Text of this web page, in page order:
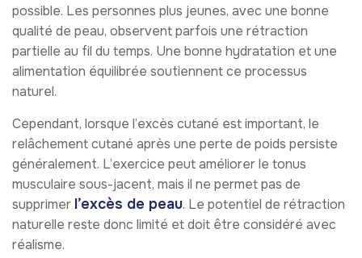
possible. Les personnes plus jeunes, avec une bonne
qualité de peau, observent parfois une rétraction
partielle au fil du temps. Une bonne hydratation et une
alimentation équilibrée soutiennent ce processus
naturel.
Cependant, lorsque l’excès cutané est important, le
relâchement cutané après une perte de poids persiste
généralement. L’exercice peut améliorer le tonus
musculaire sous-jacent, mais il ne permet pas de
supprimer l’excès de peau. Le potentiel de rétraction
naturelle reste donc limité et doit être considéré avec
réalisme.